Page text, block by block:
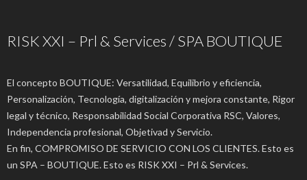
RISK XXI – Prl & Services / SPA BOUTIQUE
El concepto BOUTIQUE: Versatilidad, Equilibrio y eficiencia,
Personalización, Tecnología, digitalización y mejora constante, Rigor
legal y técnico, Responsabilidad Social Corporativa RSC, Valores,
Independencia profesional, Objetivad y Servicio.
En fin, COMPROMISO DE SERVICIO CON LOS CLIENTES. Esto es
un SPA – BOUTIQUE. Esto es RISK XXI – Prl & Services.